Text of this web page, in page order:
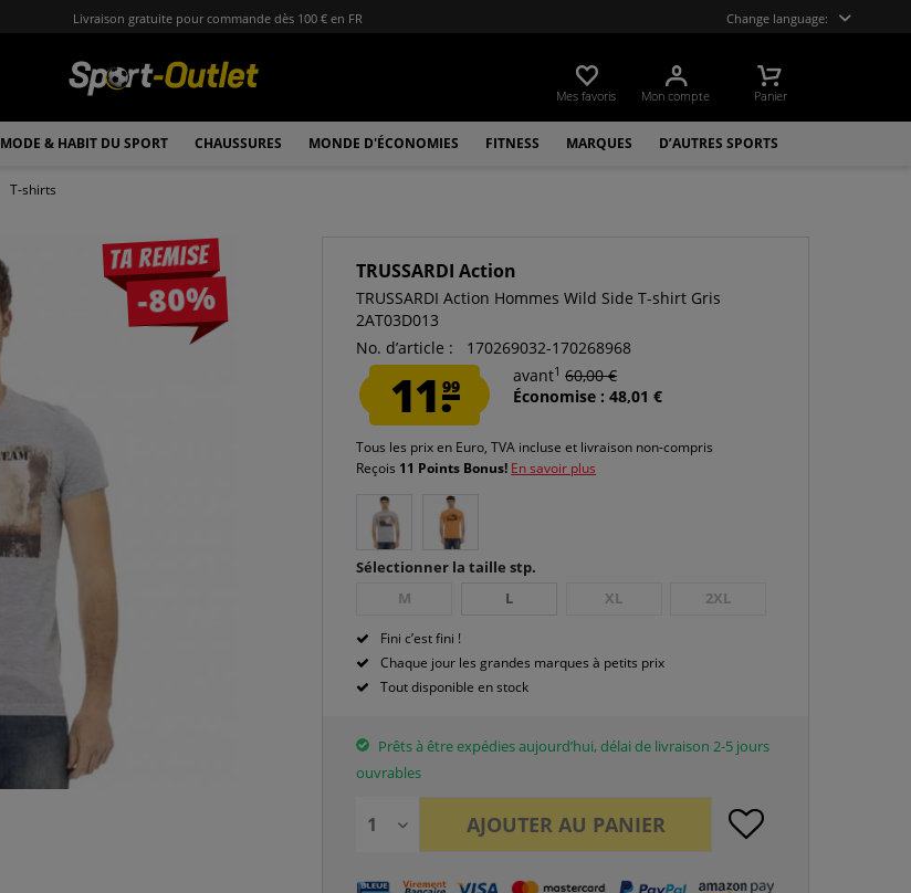
Livraison gratuite pour commande dès 100 € en FR Change language:
Mes favoris Mon compte Panier
MODE & HABIT DU SPORT CHAUSSURES MONDE D'ÉCONOMIES FITNESS MARQUES D’AUTRES SPORTS
T-shirts
Ta remise
-80%
TRUSSARDI Action
TRUSSARDI Action Hommes Wild Side T-shirt Gris
2AT03D013
No. d’article :
170269032-170268968
11.99
avant1 60,00 €
Économise : 48,01 €
Tous les prix en Euro, TVA incluse et livraison non-compris
Reçois 11 Points Bonus! En savoir plus
Sélectionner la taille stp.
M
L XL 2XL
Fini c’est fini !
Chaque jour les grandes marques à petits prix
Tout disponible en stock
Prêts à être expédies aujourd’hui, délai de livraison 2-5 jours
ouvrables
AJOUTER AU PANIER